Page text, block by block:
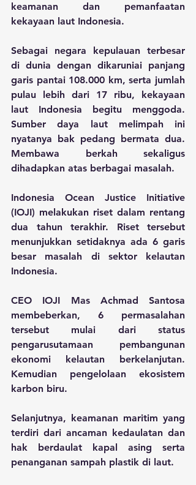
keamanan dan pemanfaatan
kekayaan laut Indonesia.
Sebagai negara kepulauan terbesar
di dunia dengan dikaruniai panjang
garis pantai 108.000 km, serta jumlah
pulau lebih dari 17 ribu, kekayaan
laut Indonesia begitu menggoda.
Sumber daya laut melimpah ini
nyatanya bak pedang bermata dua.
Membawa berkah sekaligus
dihadapkan atas berbagai masalah.
Indonesia Ocean Justice Initiative
(IOJI) melakukan riset dalam rentang
dua tahun terakhir. Riset tersebut
menunjukkan setidaknya ada 6 garis
besar masalah di sektor kelautan
Indonesia.
CEO IOJI Mas Achmad Santosa
membeberkan, 6 permasalahan
tersebut mulai dari status
pengarusutamaan pembangunan
ekonomi kelautan berkelanjutan.
Kemudian pengelolaan ekosistem
karbon biru.
Selanjutnya, keamanan maritim yang
terdiri dari ancaman kedaulatan dan
hak berdaulat kapal asing serta
penanganan sampah plastik di laut.